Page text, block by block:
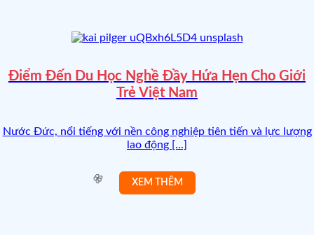
Điểm Đến Du Học Nghề Đầy Hứa Hẹn Cho Giới
Trẻ Việt Nam
Nước Đức, nổi tiếng với nền công nghiệp tiên tiến và lực lượng
lao động [...]